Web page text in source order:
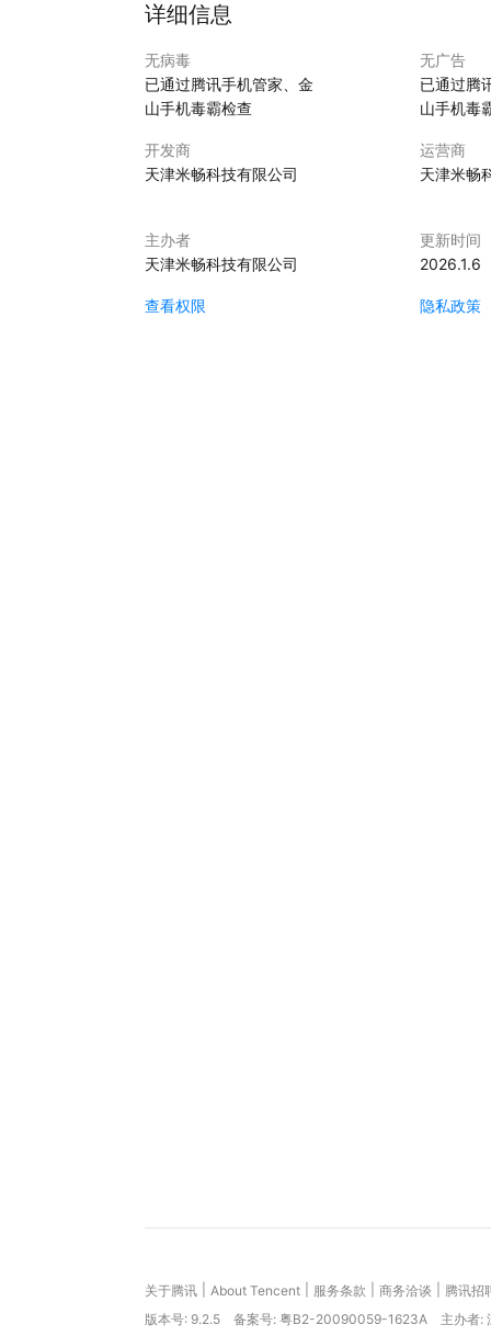
详细信息
无病毒
已通过腾讯手机管家、金
山手机毒霸检查
无广告
已通过腾
山手机毒
开发商
天津米畅科技有限公司
运营商
天津米畅
主办者
天津米畅科技有限公司
更新时间
2026.1.6
查看权限 隐私政策
关于腾讯 About Tencent 服务条款 商务洽谈
腾讯招
版本号: 9.2.5 备案号: 粤B2-20090059-1623A 主办者: